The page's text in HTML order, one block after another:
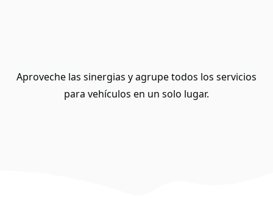
Aproveche las sinergias y agrupe todos los servicios
para vehículos en un solo lugar.